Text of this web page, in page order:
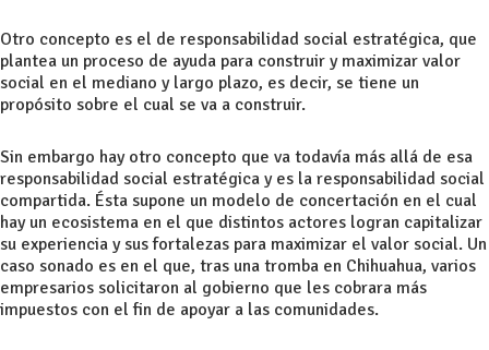
Otro concepto es el de responsabilidad social estratégica, que
plantea un proceso de ayuda para construir y maximizar valor
social en el mediano y largo plazo, es decir, se tiene un
propósito sobre el cual se va a construir.
Sin embargo hay otro concepto que va todavía más allá de esa
responsabilidad social estratégica y es la responsabilidad social
compartida. Ésta supone un modelo de concertación en el cual
hay un ecosistema en el que distintos actores logran capitalizar
su experiencia y sus fortalezas para maximizar el valor social. Un
caso sonado es en el que, tras una tromba en Chihuahua, varios
empresarios solicitaron al gobierno que les cobrara más
impuestos con el fin de apoyar a las comunidades.